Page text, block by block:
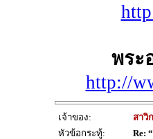
พระ
http://
เจ้าของ: สาวิ
หัวข้อกระทู้:
Re: